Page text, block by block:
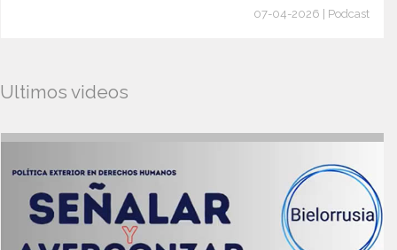
07-04-2026 | Podcast
Ultimos videos